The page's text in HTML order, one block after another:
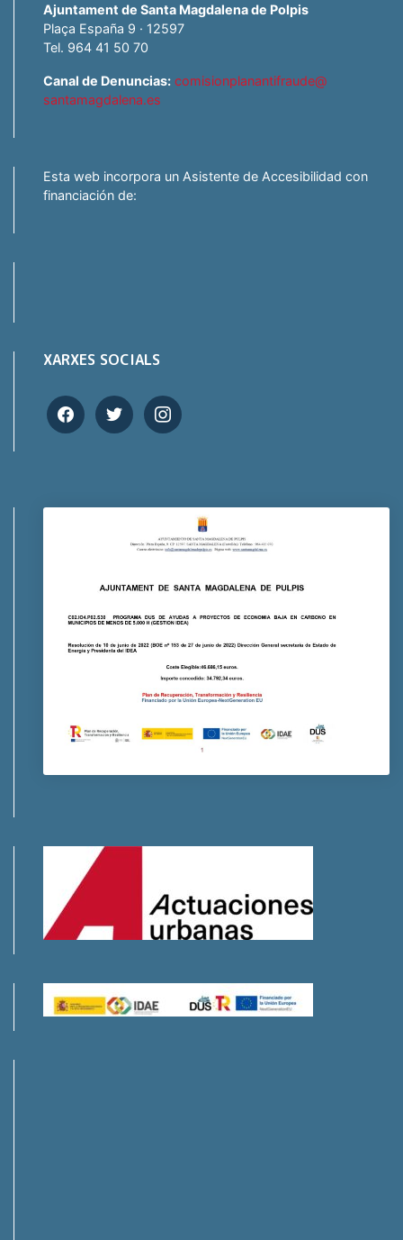
Ajuntament de Santa Magdalena de Polpis
Plaça España 9 · 12597
Tel. 964 41 50 70
Canal de Denuncias: comisionplanantifraude@
santamagdalena.es
Esta web incorpora un Asistente de Accesibilidad con
financiación de:
XARXES SOCIALS
facebooktwitter instagram